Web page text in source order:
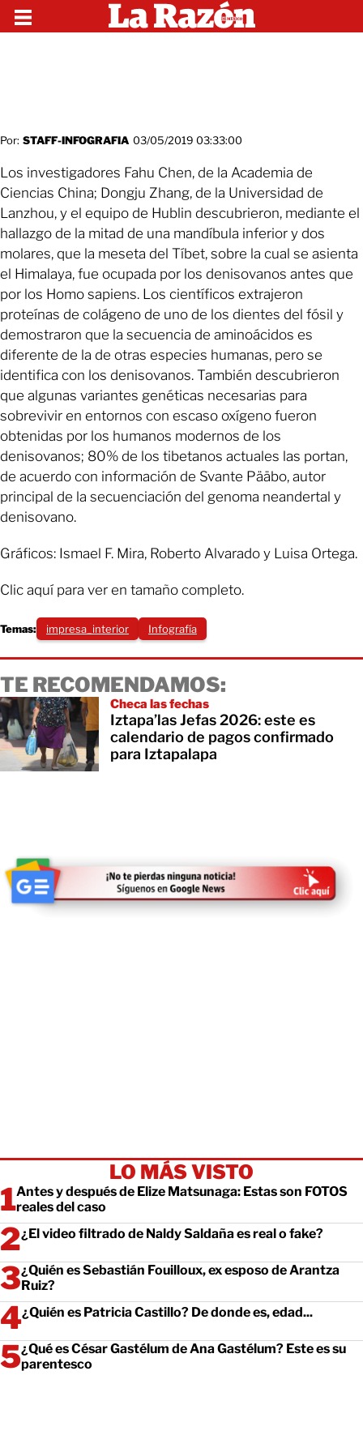
Por: STAFF-INFOGRAFIA 03/05/2019 03:33:00
Los investigadores Fahu Chen, de la Academia de
Ciencias China; Dongju Zhang, de la Universidad de
Lanzhou, y el equipo de Hublin descubrieron, mediante el
hallazgo de la mitad de una mandíbula inferior y dos
molares, que la meseta del Tíbet, sobre la cual se asienta
el Himalaya, fue ocupada por los denisovanos antes que
por los Homo sapiens. Los científicos extrajeron
proteínas de colágeno de uno de los dientes del fósil y
demostraron que la secuencia de aminoácidos es
diferente de la de otras especies humanas, pero se
identifica con los denisovanos. También descubrieron
que algunas variantes genéticas necesarias para
sobrevivir en entornos con escaso oxígeno fueron
obtenidas por los humanos modernos de los
denisovanos; 80% de los tibetanos actuales las portan,
de acuerdo con información de Svante Pääbo, autor
principal de la secuenciación del genoma neandertal y
denisovano.
Gráficos: Ismael F. Mira, Roberto Alvarado y Luisa Ortega.
Clic aquí para ver en tamaño completo.
Temas: impresa_interior Infografía
TE RECOMENDAMOS:
Checa las fechas
Iztapa’las Jefas 2026: este es
calendario de pagos confirmado
para Iztapalapa
LO MÁS VISTO
Antes y después de Elize Matsunaga: Estas son FOTOS
reales del caso
¿El video filtrado de Naldy Saldaña es real o fake?
¿Quién es Sebastián Fouilloux, ex esposo de Arantza
Ruiz?
¿Quién es Patricia Castillo? De donde es, edad...
¿Qué es César Gastélum de Ana Gastélum? Este es su
parentesco